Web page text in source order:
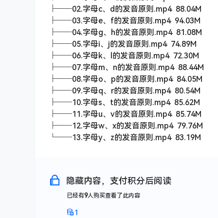
├──02.字母c、d的发音原则.mp4 88.04M
├──03.字母e、f的发音原则.mp4 94.03M
├──04.字母g、h的发音原则.mp4 81.08M
├──05.字母i、j的发音原则.mp4 74.89M
├──06.字母k、l的发音原则.mp4 72.30M
├──07.字母m、n的发音原则.mp4 88.44M
├──08.字母o、p的发音原则.mp4 84.05M
├──09.字母q、r的发音原则.mp4 80.54M
├──10.字母s、t的发音原则.mp4 85.62M
├──11.字母u、v的发音原则.mp4 85.74M
├──12.字母w、x的发音原则.mp4 79.76M
└──13.字母y、z的发音原则.mp4 83.19M
隐藏内容，支付积分后阅读
已经有9人购买查看了此内容
1